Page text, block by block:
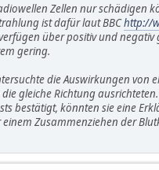
Zellen nur schädigen
ist dafür laut BBChttp://
über positiv und
gering.
die Auswirkungen
gleiche Richtung
bestätigt, könnten sie eine
Zusammenziehen der